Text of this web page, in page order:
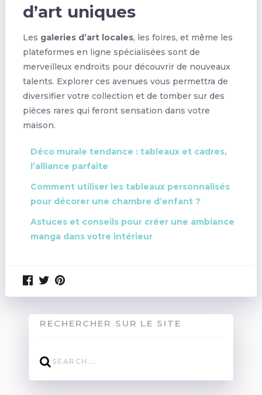
d’art uniques
Les galeries d’art locales, les foires, et même les
plateformes en ligne spécialisées sont de
merveilleux endroits pour découvrir de nouveaux
talents. Explorer ces avenues vous permettra de
diversifier votre collection et de tomber sur des
pièces rares qui feront sensation dans votre
maison.
Déco murale tendance : tableaux et cadres,
l’alliance parfaite
Comment utiliser les tableaux personnalisés
pour décorer une chambre d’enfant ?
Astuces et conseils pour créer une ambiance
manga dans votre intérieur
RECHERCHER SUR LE SITE